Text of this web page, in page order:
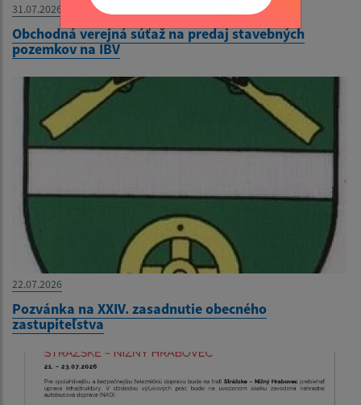
31.07.2026
Obchodná verejná súťaž na predaj stavebných
pozemkov na IBV
22.07.2026
Pozvánka na XXIV. zasadnutie obecného
zastupiteľstva